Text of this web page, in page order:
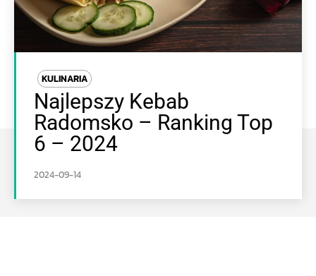
KULINARIA
Najlepszy Kebab
Radomsko – Ranking Top
6 – 2024
2024-09-14